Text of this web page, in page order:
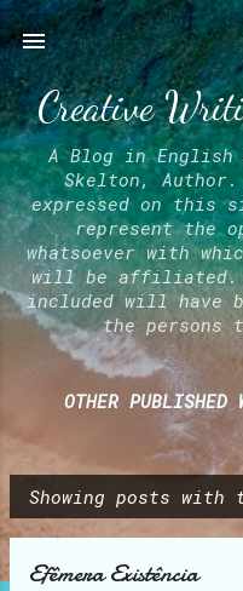
Skip to
Creative
A Blog in English
Skelton, Author.
expressed on this
represent the
whatsoever with
will be affiliated.
included will have
the persons
OTHER
P
Showing posts with
Efêmera Existência